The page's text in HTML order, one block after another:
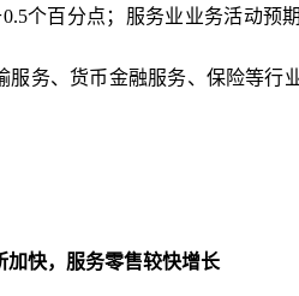
0.5个百分点；服务业业务活动预
服务、货币金融服务、保险等行
快，服务零售较快增长